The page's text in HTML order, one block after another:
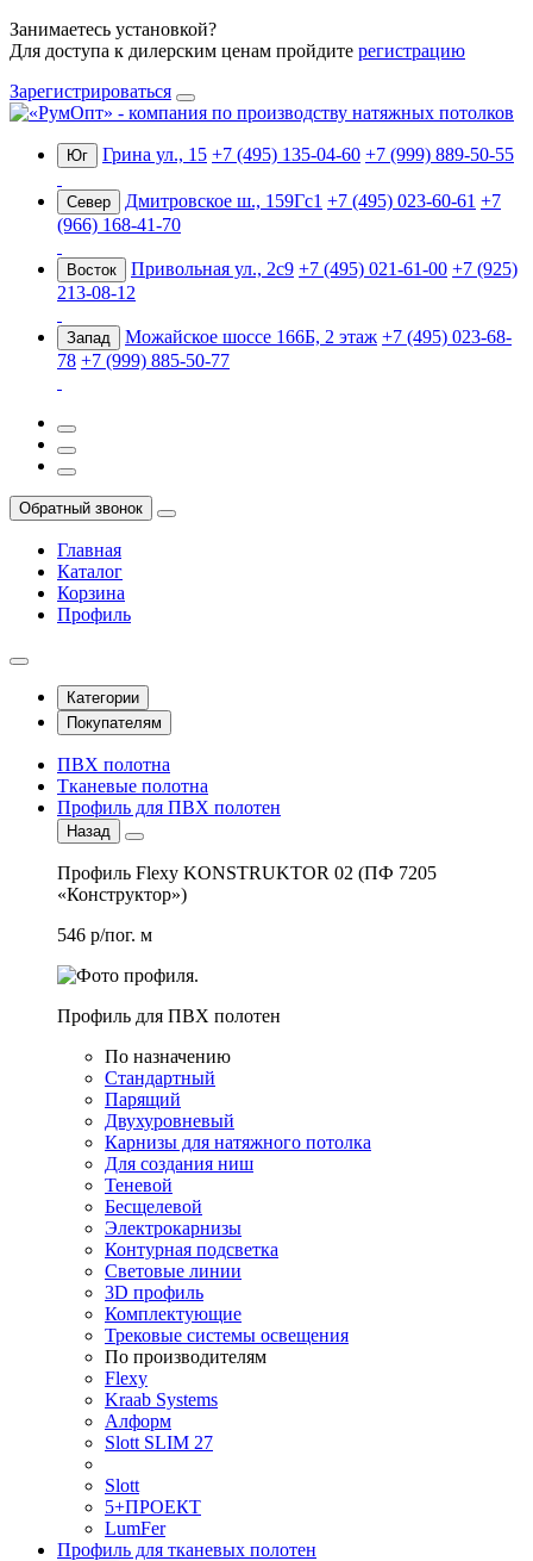
Занимаетесь установкой?
Для доступа к дилерским ценам пройдите регистрацию
Зарегистрироваться
Юг Грина ул., 15 +7 (495) 135-04-60 +7 (999) 889-50-55
Север Дмитровское ш., 159Гс1 +7 (495) 023-60-61 +7
(966) 168-41-70
Восток Привольная ул., 2с9 +7 (495) 021-61-00 +7 (925)
213-08-12
Запад Можайское шоссе 166Б, 2 этаж +7 (495) 023-68-
78 +7 (999) 885-50-77
Обратный звонок
Главная
Каталог
Корзина
Профиль
Категории
Покупателям
ПВХ полотна
Тканевые полотна
Профиль для ПВХ полотен
Назад
Профиль Flexy KONSTRUKTOR 02 (ПФ 7205
«Конструктор»)
546 р/пог. м
Профиль для ПВХ полотен
По назначению
Стандартный
Парящий
Двухуровневый
Карнизы для натяжного потолка
Для создания ниш
Теневой
Бесщелевой
Электрокарнизы
Контурная подсветка
Световые линии
3D профиль
Комплектующие
Трековые системы освещения
По производителям
Flexy
Kraab Systems
Алформ
Slott SLIM 27
Slott
5+ПРОЕКТ
LumFer
Профиль для тканевых полотен